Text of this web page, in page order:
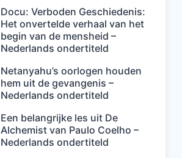
Docu: Verboden Geschiedenis:
Het onvertelde verhaal van het
begin van de mensheid –
Nederlands ondertiteld
Netanyahu’s oorlogen houden
hem uit de gevangenis –
Nederlands ondertiteld
Een belangrijke les uit De
Alchemist van Paulo Coelho –
Nederlands ondertiteld